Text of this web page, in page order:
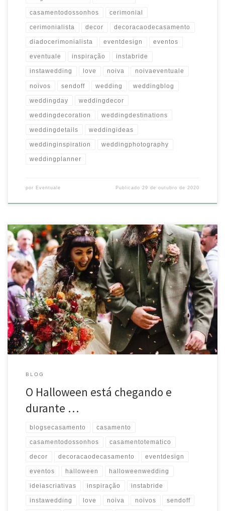
casamentodossonhos cerimonial
cerimonialista decor decoracaodecasamento
diadocerimonialista eventdesign eventos
eventuale inspiração instabride
instawedding love noiva noivaeventuale
noivos sendoff wedding weddingblog
weddingday weddingdecor
weddingdecoration weddingdestinations
weddingdetails weddingideas
weddinginspiration weddingphotography
weddingplanner
por Eventuale Publicado29 de outubro de 2020
O Halloween está chegando e durante esta época alguns casais
aproveitam para realizar casamentos temáticos. A ideia de fazer um
casamento com o tema Halloween, além de pouco usual, pode
parecer assustadora num primeiro momento. Entretanto, eles não
precisam ser sinistros e horripilantes! Eles podem assumir um toque
boho, recheados […]
BLOG
O Halloween está chegando e
durante …
blogsecasamento casamento
casamentodossonhos casamentotematico
decor decoracaodecasamento eventdesign
eventos halloween halloweenwedding
ideiascriativas inspiração instabride
instawedding love noiva noivos sendoff